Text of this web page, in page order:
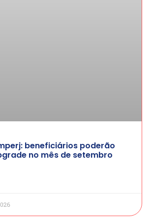
beneficiários poderão
no mês de setembro